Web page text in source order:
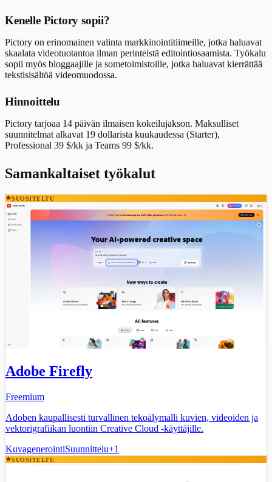
Kenelle Pictory sopii?
Pictory on erinomainen valinta markkinointitiimeille, jotka haluavat
skaalata videotuotantoa ilman perinteistä editointiosaamista. Työkalu
sopii myös bloggaajille ja sometoimistoille, jotka haluavat kierrättää
tekstisisältöä videomuodossa.
Hinnoittelu
Pictory tarjoaa 14 päivän ilmaisen kokeilujakson. Maksulliset
suunnitelmat alkavat 19 dollarista kuukaudessa (Starter),
Professional 39 $/kk ja Teams 99 $/kk.
Samankaltaiset työkalut
SUOSITELTU
Adobe Firefly
Freemium
Adoben kaupallisesti turvallinen tekoälymalli kuvien, videoiden ja
vektorigrafiikan luontiin Creative Cloud -käyttäjille.
KuvagenerointiSuunnittelu+1
SUOSITELTU